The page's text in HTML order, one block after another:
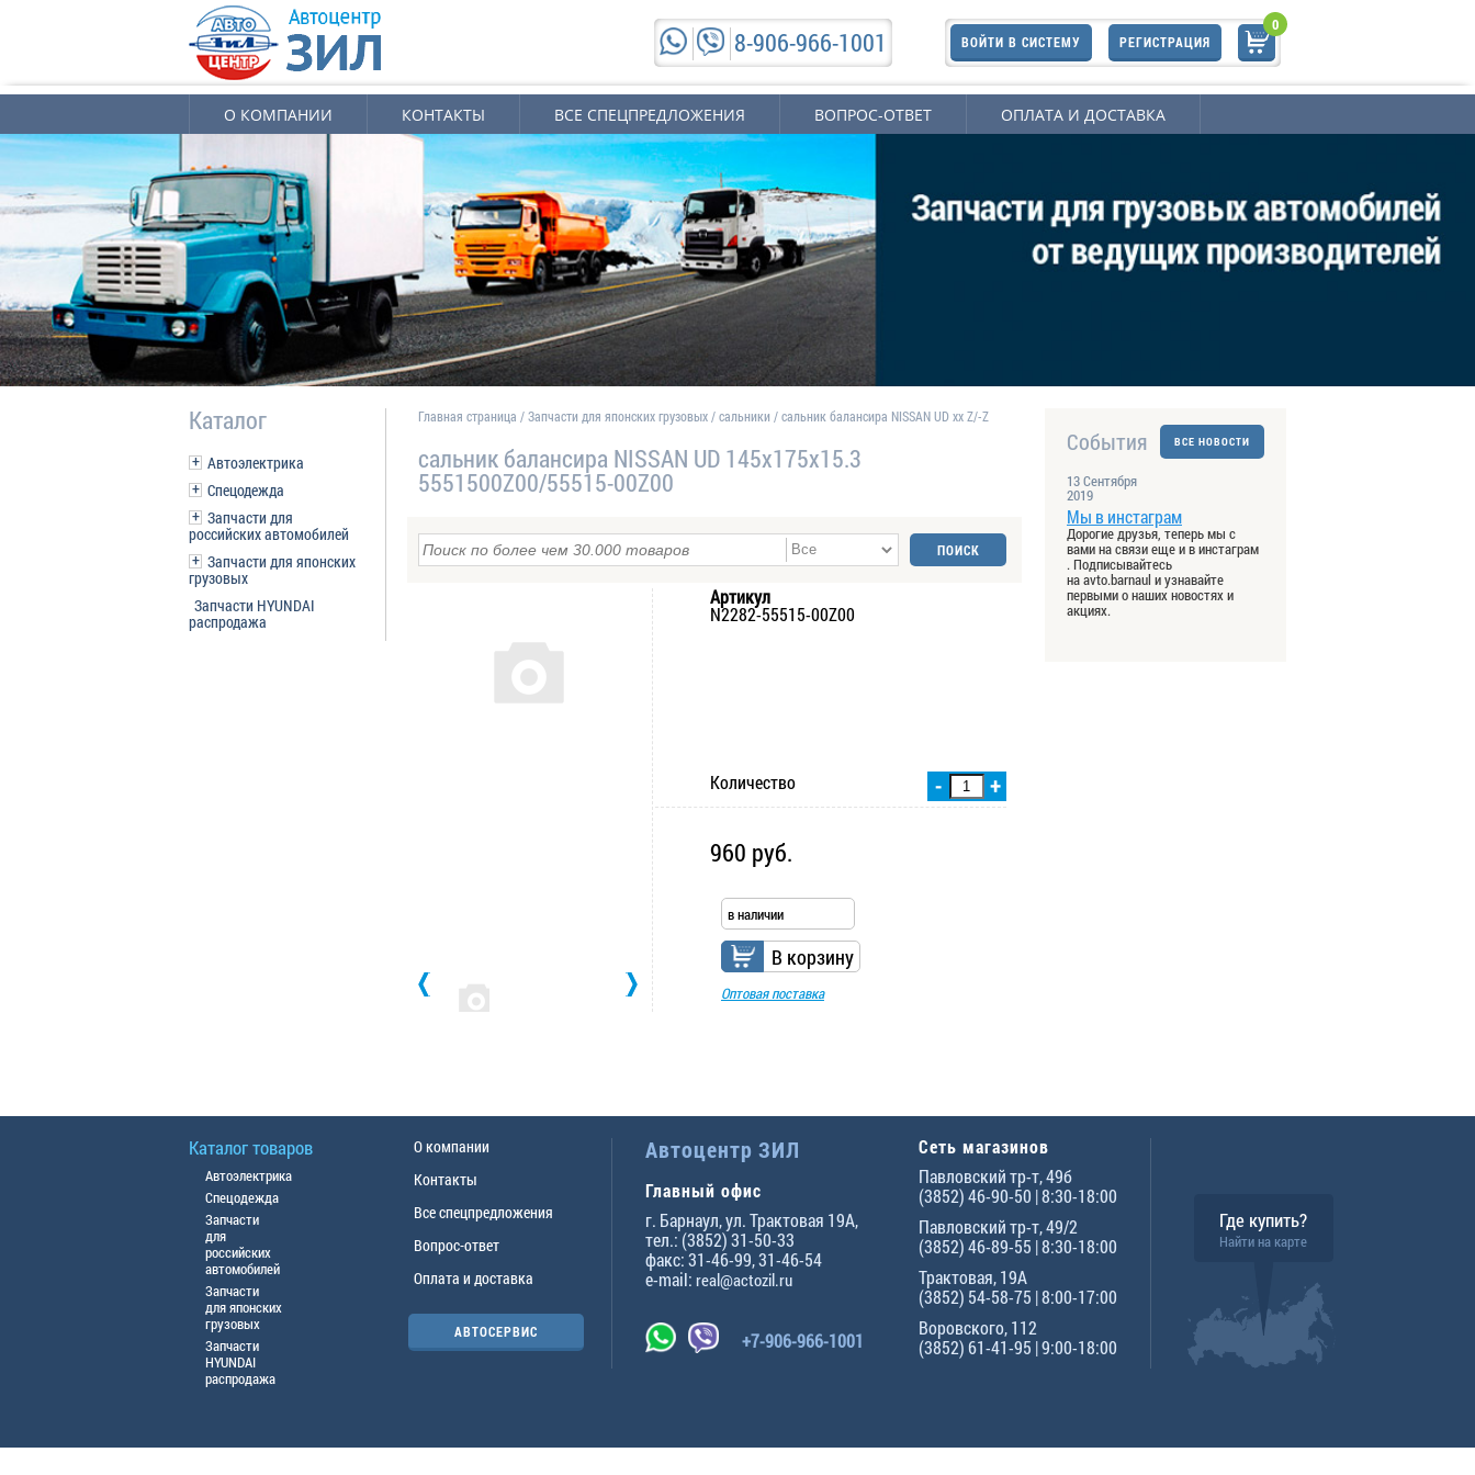
8-906-966-1001
0
ВОЙТИ В СИСТЕМУ РЕГИСТРАЦИЯ
О КОМПАНИИ КОНТАКТЫ ВСЕ СПЕЦПРЕДЛОЖЕНИЯ ВОПРОС-ОТВЕТ ОПЛАТА И ДОСТАВКА
Каталог
Автоэлектрика
Спецодежда
Запчасти для
российских автомобилей
Запчасти для японских
грузовых
Запчасти HYUNDAI
распродажа
ВСЕ НОВОСТИ
События
13 Сентября
2019
Мы в инстаграм
Дорогие друзья, теперь мы с
вами на связи еще и в инстаграм
. Подписывайтесь
на avto.barnaul и узнавайте
первыми о наших новостях и
акциях.
Главная страница /Запчасти для японских грузовых/сальники /сальник балансира NISSAN UD xx Z/-Z
сальник балансира NISSAN UD 145x175x15.3
5551500Z00/55515-00Z00
Артикул
N2282-55515-00Z00
+
-
Количество
960 руб.
в наличии
В корзину
Оптовая поставка
Каталог товаров
Автоэлектрика
Спецодежда
Запчасти
для
российских
автомобилей
Запчасти
для японских
грузовых
Запчасти
HYUNDAI
распродажа
О компании
Контакты
Все спецпредложения
Вопрос-ответ
Оплата и доставка
АВТОСЕРВИС
Автоцентр ЗИЛ
Главный офис
г. Барнаул,ул. Трактовая 19А,
тел.: (3852) 31-50-33
факс:31-46-99,31-46-54
e-mail: real@actozil.ru
+7-906-966-1001
Сеть магазинов
Павловский тр-т, 49б
(3852) 46-90-50 | 8:30-18:00
Павловский тр-т, 49/2
(3852) 46-89-55 | 8:30-18:00
Трактовая, 19А
(3852) 54-58-75 | 8:00-17:00
Воровского, 112
(3852) 61-41-95 | 9:00-18:00
Где купить?
Найти на карте